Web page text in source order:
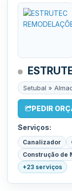
Setubal »
PEDIR
Serviços:
Canalizador
Construção de
+23 serviços